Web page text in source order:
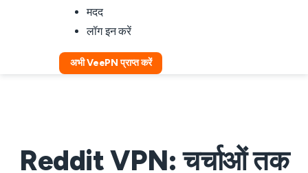
मदद
लॉग इन करें
अभी VeePN प्राप्त करें
Reddit VPN: चर्चाओं तक